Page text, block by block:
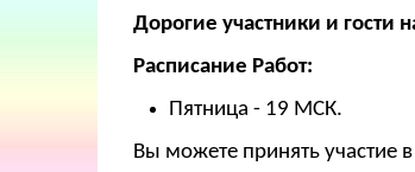
Дорогие участники и гости
Расписание Работ:
Пятница - 19 МСК.
Вы можете принять участие